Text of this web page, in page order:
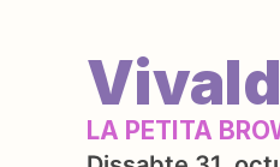
LA PETITA